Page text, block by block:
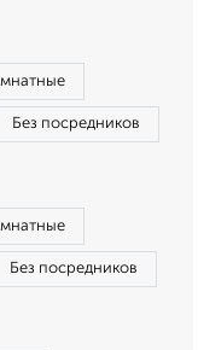
Без посредников
Без посредников